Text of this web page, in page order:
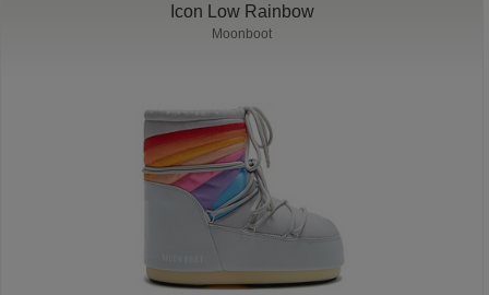
Icon Low Rainbow
Moonboot